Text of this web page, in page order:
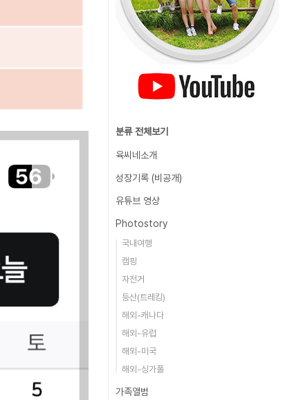
분류 전체보기
육씨네소개
성장기록 (비공개)
유튜브 영상
Photostory
국내여행
캠핑
자전거
등산(트레킹)
해외-캐나다
해외-유럽
해외-미국
해외-싱가폴
가족앨범